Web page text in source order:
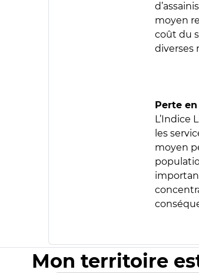
moyen
coût du
diverses
Perte
L’Indice
les
moyen
Mon territoire